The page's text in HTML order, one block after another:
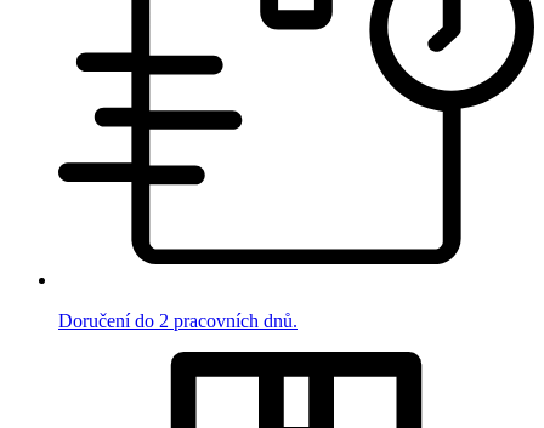
Doručení do 2 pracovních dnů.